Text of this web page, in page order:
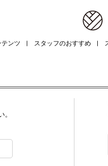
テンツ スタッフのおすすめ